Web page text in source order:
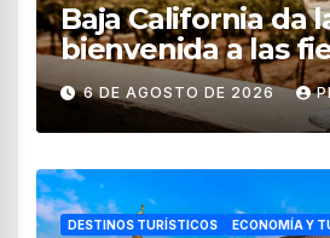
Baja California da
bienvenida a las
vendimia 2026
6 DE AGOSTO DE 2026
DESTINOS TURÍSTICOS ECONOMÍA Y